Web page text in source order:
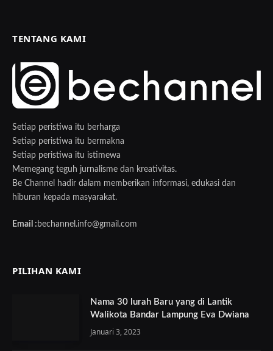
TENTANG KAMI
Setiap peristiwa itu berharga
Setiap peristiwa itu bermakna
Setiap peristiwa itu istimewa
Memegang teguh jurnalisme dan kreativitas.
Be Channel hadir dalam memberikan informasi, edukasi dan
hiburan kepada masyarakat.
Email : bechannel.info@gmail.com
PILIHAN KAMI
Nama 30 lurah Baru yang di Lantik
Walikota Bandar Lampung Eva Dwiana
Januari 3, 2023